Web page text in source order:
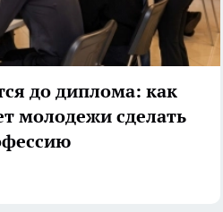
до диплома: как
молодежи сделать